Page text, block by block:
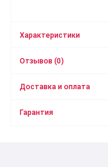
Характеристики
Отзывов (0)
Доставка и оплата
Гарантия